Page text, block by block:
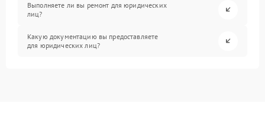
Выполняете ли вы ремонт для юридических
лиц?
Какую документацию вы предоставляете
для юридических лиц?